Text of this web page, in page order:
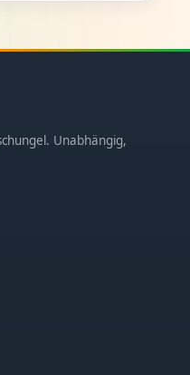
Unabhängig,